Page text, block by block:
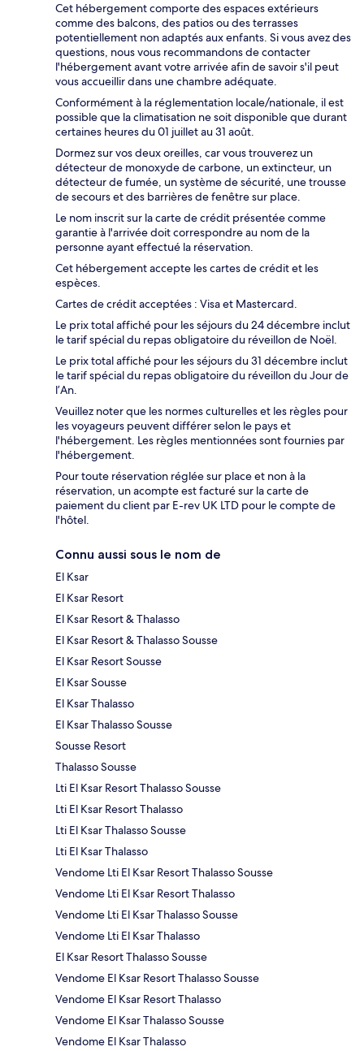
Cet hébergement comporte des espaces extérieurs
comme des balcons, des patios ou des terrasses
potentiellement non adaptés aux enfants. Si vous avez des
questions, nous vous recommandons de contacter
l'hébergement avant votre arrivée afin de savoir s'il peut
vous accueillir dans une chambre adéquate.
Conformément à la réglementation locale/nationale, il est
possible que la climatisation ne soit disponible que durant
certaines heures du 01 juillet au 31 août.
Dormez sur vos deux oreilles, car vous trouverez un
détecteur de monoxyde de carbone, un extincteur, un
détecteur de fumée, un système de sécurité, une trousse
de secours et des barrières de fenêtre sur place.
Le nom inscrit sur la carte de crédit présentée comme
garantie à l'arrivée doit correspondre au nom de la
personne ayant effectué la réservation.
Cet hébergement accepte les cartes de crédit et les
espèces.
Cartes de crédit acceptées : Visa et Mastercard.
Le prix total affiché pour les séjours du 24 décembre inclut
le tarif spécial du repas obligatoire du réveillon de Noël.
Le prix total affiché pour les séjours du 31 décembre inclut
le tarif spécial du repas obligatoire du réveillon du Jour de
l’An.
Veuillez noter que les normes culturelles et les règles pour
les voyageurs peuvent différer selon le pays et
l'hébergement. Les règles mentionnées sont fournies par
l'hébergement.
Pour toute réservation réglée sur place et non à la
réservation, un acompte est facturé sur la carte de
paiement du client par E-rev UK LTD pour le compte de
l'hôtel.
Connu aussi sous le nom de
El Ksar
El Ksar Resort
El Ksar Resort & Thalasso
El Ksar Resort & Thalasso Sousse
El Ksar Resort Sousse
El Ksar Sousse
El Ksar Thalasso
El Ksar Thalasso Sousse
Sousse Resort
Thalasso Sousse
Lti El Ksar Resort Thalasso Sousse
Lti El Ksar Resort Thalasso
Lti El Ksar Thalasso Sousse
Lti El Ksar Thalasso
Vendome Lti El Ksar Resort Thalasso Sousse
Vendome Lti El Ksar Resort Thalasso
Vendome Lti El Ksar Thalasso Sousse
Vendome Lti El Ksar Thalasso
El Ksar Resort Thalasso Sousse
Vendome El Ksar Resort Thalasso Sousse
Vendome El Ksar Resort Thalasso
Vendome El Ksar Thalasso Sousse
Vendome El Ksar Thalasso